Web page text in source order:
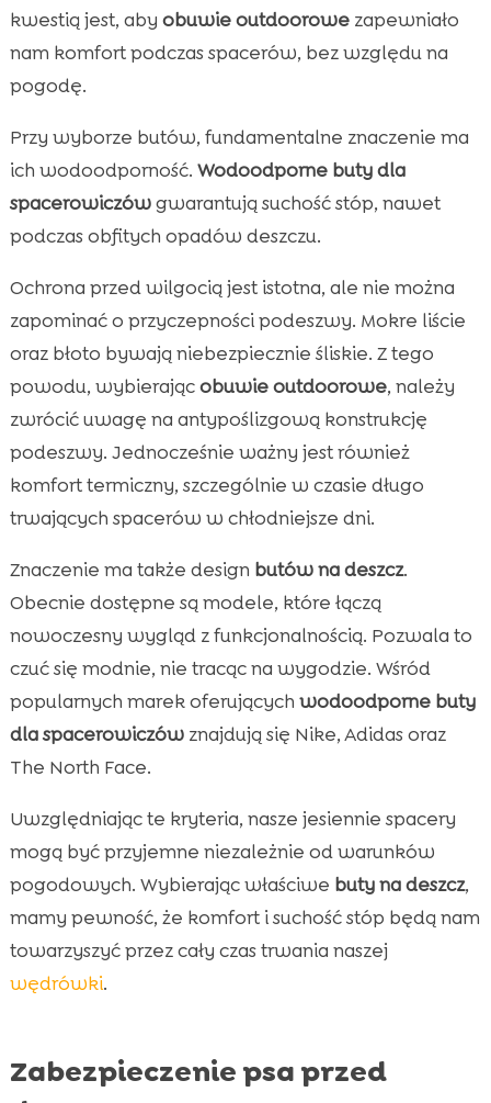
kwestią jest, aby obuwie outdoorowezapewniało
nam komfort podczas spacerów, bez względu na
pogodę.
Przy wyborze butów, fundamentalne znaczenie ma
ich wodoodporność. Wodoodporne buty dla
spacerowiczówgwarantują suchość stóp, nawet
podczas obfitych opadów deszczu.
Ochrona przed wilgocią jest istotna, ale nie można
zapominać o przyczepności podeszwy. Mokre liście
oraz błoto bywają niebezpiecznie śliskie. Z tego
powodu, wybierającobuwie outdoorowe, należy
zwrócić uwagę na antypoślizgową konstrukcję
podeszwy. Jednocześnie ważny jest również
komfort termiczny, szczególnie w czasie długo
trwających spacerów w chłodniejsze dni.
Znaczenie ma także design butów na deszcz.
Obecnie dostępne są modele, które łączą
nowoczesny wygląd z funkcjonalnością. Pozwala to
czuć się modnie, nie tracąc na wygodzie. Wśród
popularnych marek oferujących wodoodporne buty
dla spacerowiczówznajdują się Nike, Adidas oraz
The North Face.
Uwzględniając te kryteria, nasze jesiennie spacery
mogą być przyjemne niezależnie od warunków
pogodowych. Wybierając właściwe buty na deszcz,
mamy pewność, że komfort i suchość stóp będą nam
towarzyszyć przez cały czas trwania naszej
wędrówki.
Zabezpieczenie psa przed